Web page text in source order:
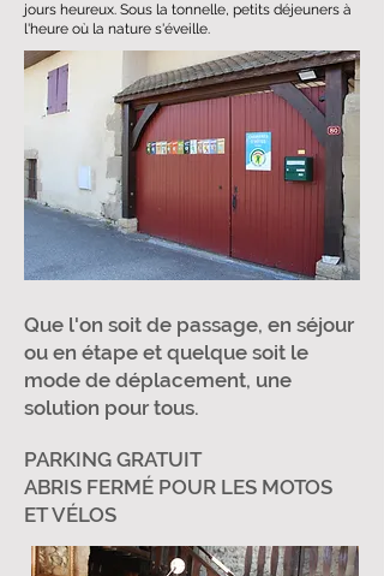
jours heureux. Sous la tonnelle, petits déjeuners à
l'heure où la nature s'éveille.
Que l'on soit de passage, en séjour
ou en étape et quelque soit le
mode de déplacement, une
solution pour tous.
PARKING GRATUIT
ABRIS FERMÉ POUR LES MOTOS
ET VÉLOS